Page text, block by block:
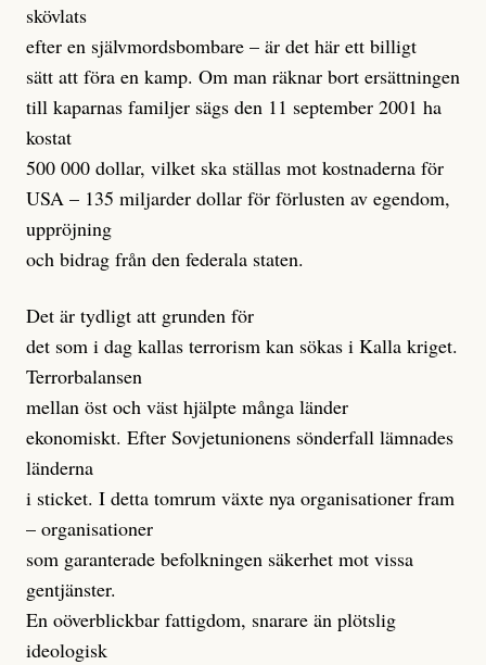
skövlats
efter en självmordsbombare – är det här ett billigt
sätt att föra en kamp. Om man räknar bort ersättningen
till kaparnas familjer sägs den 11 september 2001 ha
kostat
500 000 dollar, vilket ska ställas mot kostnaderna för
USA – 135 miljarder dollar för förlusten av egendom,
uppröjning
och bidrag från den federala staten.
Det är tydligt att grunden för
det som i dag kallas terrorism kan sökas i Kalla kriget.
Terrorbalansen
mellan öst och väst hjälpte många länder
ekonomiskt. Efter Sovjetunionens sönderfall lämnades
länderna
i sticket. I detta tomrum växte nya organisationer fram
– organisationer
som garanterade befolkningen säkerhet mot vissa
gentjänster.
En oöverblickbar fattigdom, snarare än plötslig
ideologisk